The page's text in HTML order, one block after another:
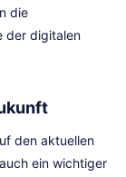
die
der digitalen
den aktuellen
ein wichtiger